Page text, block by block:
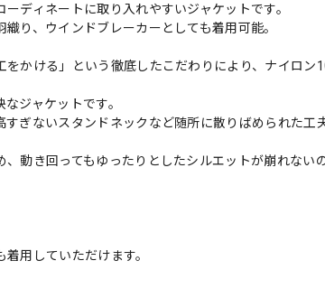
ディネートに取り入れやすいジャケットです。
り、ウインドブレーカーとしても着用可能。
かける」という徹底したこだわりにより、ナイロン
ジャケットです。
ぎないスタンドネックなど随所に散りばめられた工
動き回ってもゆったりとしたシルエットが崩れない
用していただけます。